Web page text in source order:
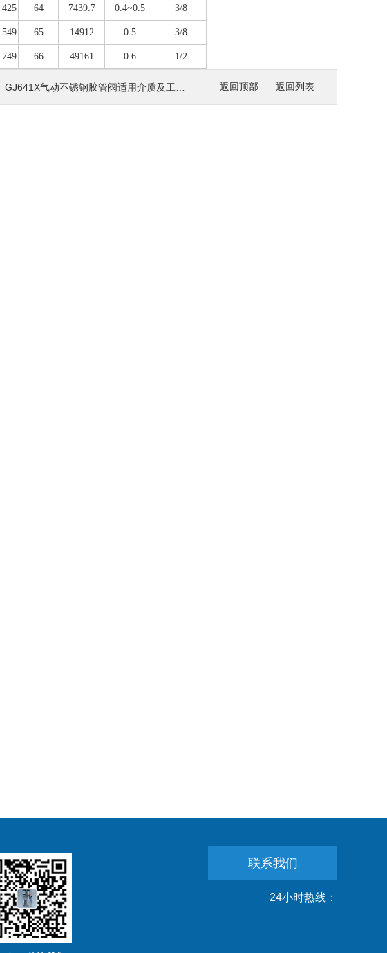
425 64 7439.7 0.4~0.5 3/8
549 65 14912 0.5 3/8
749 66 49161 0.6 1/2
返回列表
返回顶部
GJ641X气动不锈钢胶管阀适用介质及工作原理
联系我们
24小时热线：